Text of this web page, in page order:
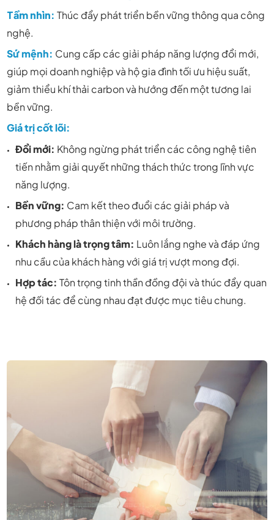
Tầm nhìn: Thúc đẩy phát triển bền vững thông qua công
nghệ.
Sứ mệnh: Cung cấp các giải pháp năng lượng đổi mới,
giúp mọi doanh nghiệp và hộ gia đình tối ưu hiệu suất,
giảm thiểu khí thải carbon và hướng đến một tương lai
bền vững.
Giá trị cốt lõi:
Đổi mới: Không ngừng phát triển các công nghệ tiên
tiến nhằm giải quyết những thách thức trong lĩnh vực
năng lượng.
Bền vững: Cam kết theo đuổi các giải pháp và
phương pháp thân thiện với môi trường.
Khách hàng là trọng tâm: Luôn lắng nghe và đáp ứng
nhu cầu của khách hàng với giá trị vượt mong đợi.
Hợp tác: Tôn trọng tinh thần đồng đội và thúc đẩy quan
hệ đối tác để cùng nhau đạt được mục tiêu chung.